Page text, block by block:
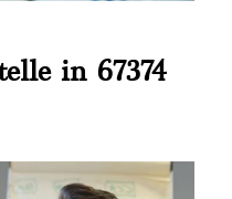
in 67374